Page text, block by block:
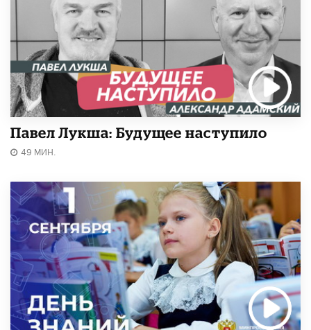
Павел Лукша: Будущее наступило
49 МИН.